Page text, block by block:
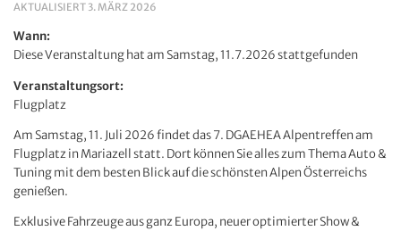
AKTUALISIERT 3. MÄRZ 2026
Wann:
Diese Veranstaltung hat am Samstag, 11.7.2026 stattgefunden
Veranstaltungsort:
Flugplatz
Am Samstag, 11. Juli 2026 findet das 7. DGAEHEA Alpentreffen am
Flugplatz in Mariazell statt. Dort können Sie alles zum Thema Auto &
Tuning mit dem besten Blick auf die schönsten Alpen Österreichs
genießen.
Exklusive Fahrzeuge aus ganz Europa, neuer optimierter Show &